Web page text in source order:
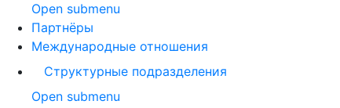
Open submenu
Партнёры
Международные отношения
Структурные подразделения
Open submenu